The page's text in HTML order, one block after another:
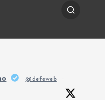
@defeweb ·